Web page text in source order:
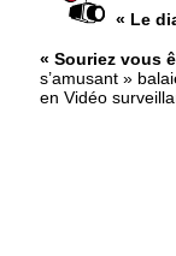
« Le
« Souriez vous
s’amusant »
en Vidéo